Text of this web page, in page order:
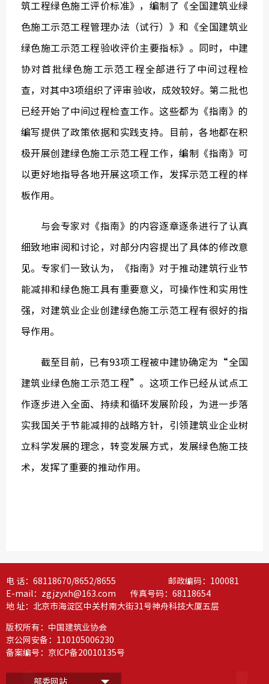
筑工程绿色施工评价标准》，编制了《全国建筑业绿
色施工示范工程管理办法（试行）》和《全国建筑业
绿色施工示范工程验收评价主要指标》。同时，中建
协对首批绿色施工示范工程全部进行了中间过程检
查，对其中3项组织了评审验收，成效较好。第二批也
已经开始了中间过程检查工作。这些都为《指南》的
编写提供了政策依据和实践支持。目前，各地都在积
极开展创建绿色施工示范工程工作，编制《指南》可
以更好地指导各地开展这项工作，发挥示范工程的样
板作用。
与会专家对《指南》的内容逐章逐条进行了认真
细致地审阅和讨论，对部分内容提出了具体的修改意
见。专家们一致认为，《指南》对于推动建筑行业节
能减排和绿色施工具有重要意义，可操作性和实用性
强，对建筑业企业创建绿色施工示范工程有很好的指
导作用。
截至目前，已有93项工程被中建协确定为“全国
建筑业绿色施工示范工程”。这项工作已经从试点工
作逐步进入全面、持续和循环发展阶段，为进一步落
实我国关于节能减排的战略方针，引领建筑业企业树
立科学发展的理念，转变发展方式，发展绿色施工技
术，发挥了重要的推动作用。
电 话：68118670/8652/8655 邮政编码：100081
E-mail：zgjzyxh@163.com 传真号码：68118654
地 址：北京市海淀区中关村南大街31号神舟科技大厦五层
版权所有：中国建筑业协会
京公网安备：110105006230
备案编号： 京ICP备20010135号
部委网站